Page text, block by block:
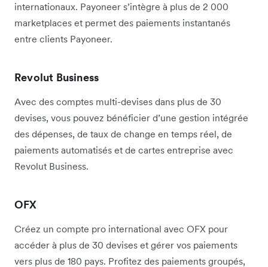
internationaux. Payoneer s’intègre à plus de 2 000
marketplaces et permet des paiements instantanés
entre clients Payoneer.
Revolut Business
Avec des comptes multi-devises dans plus de 30
devises, vous pouvez bénéficier d’une gestion intégrée
des dépenses, de taux de change en temps réel, de
paiements automatisés et de cartes entreprise avec
Revolut Business.
OFX
Créez un compte pro international avec OFX pour
accéder à plus de 30 devises et gérer vos paiements
vers plus de 180 pays. Profitez des paiements groupés,